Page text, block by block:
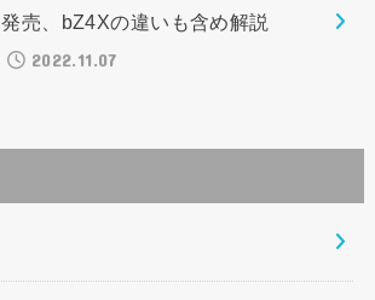
発売、bZ4Xの違いも含め解説
2022.11.07